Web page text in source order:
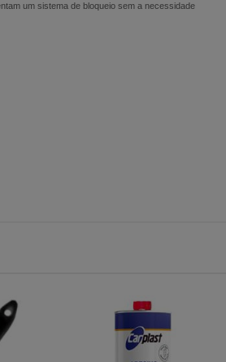
um sistema de bloqueio sem a necessidade